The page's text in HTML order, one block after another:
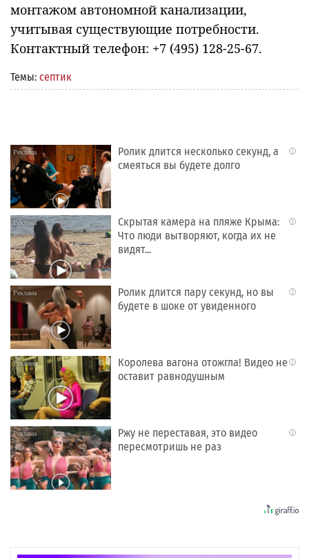
монтажом автономной канализации,
учитывая существующие потребности.
Контактный телефон: +7 (495) 128-25-67.
Темы: септик
i
Ролик длится несколько секунд, а
смеяться вы будете долго
i
Скрытая камера на пляже Крыма:
Что люди вытворяют, когда их не
видят...
i
Ролик длится пару секунд, но вы
будете в шоке от увиденного
i
Королева вагона отожгла! Видео не
оставит равнодушным
i
Ржу не переставая, это видео
пересмотришь не раз